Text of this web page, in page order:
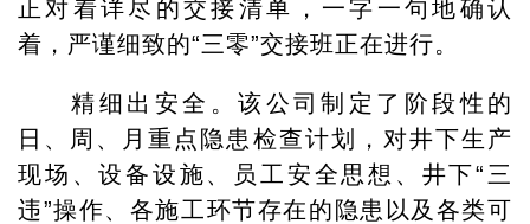
正对着详尽的交接清单，一字一句地确认
着，严谨细致的“三零”交接班正在进行。
精细出安全。该公司制定了阶段性的
日、周、月重点隐患检查计划，对井下生产
现场、设备设施、员工安全思想、井下“三
违”操作、各施工环节存在的隐患以及各类可